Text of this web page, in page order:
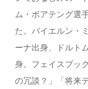
ム・ボアテング選
た。バイエルン・
ーナ出身、ドルト
身。フェイスブッ
の冗談？」「将来